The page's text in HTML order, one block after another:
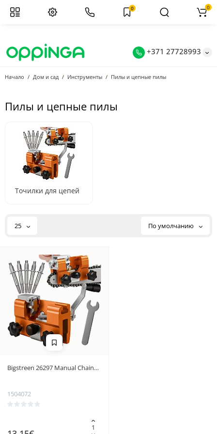
+371 27728993
0 0
Начало Дом и сад Инструменты Пилы и цепные пилы
Пилы и цепные пилы
Точилки для цепей
25 По умолчанию
Bigstreen 26297 Manual Chain
1504072